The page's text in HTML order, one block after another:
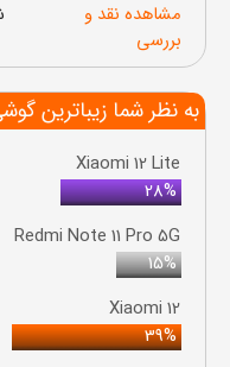
مشاهده نقد و
بررسی
به نظر شما زیباترین
Xiaomi 12 Lite
28%
Redmi Note 11 Pro 5G
15%
Xiaomi 12
39%